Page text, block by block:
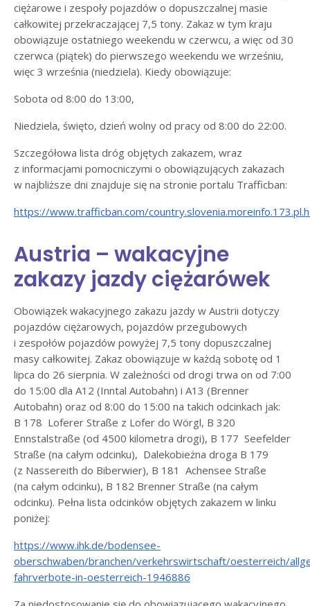
ciężarowe i zespoły pojazdów o dopuszczalnej masie
całkowitej przekraczającej 7,5 tony. Zakaz w tym kraju
obowiązuje ostatniego weekendu w czerwcu, a więc od 30
czerwca (piątek) do pierwszego weekendu we wrześniu,
więc 3 września (niedziela). Kiedy obowiązuje:
Sobota od 8:00 do 13:00,
Niedziela, święto, dzień wolny od pracy od 8:00 do 22:00.
Szczegółowa lista dróg objętych zakazem, wraz
z informacjami pomocniczymi o obowiązujących zakazach
w najbliższe dni znajduje się na stronie portalu Trafficban:
https://www.trafficban.com/
Austria – wakacyjne
zakazy jazdy ciężarówek
Obowiązek wakacyjnego zakazu jazdy w Austrii dotyczy
pojazdów ciężarowych, pojazdów przegubowych
i zespołów pojazdów powyżej 7,5 tony dopuszczalnej
masy całkowitej. Zakaz obowiązuje w każdą sobotę od 1
lipca do 26 sierpnia. W zależności od drogi trwa on od 7:00
do 15:00 dla A12 (Inntal Autobahn) i A13 (Brenner
Autobahn) oraz od 8:00 do 15:00 na takich odcinkach jak:
B 178 Loferer Straße z Lofer do Wörgl, B 320
Ennstalstraße (od 4500 kilometra drogi), B 177 Seefelder
Straße (na całym odcinku), Dalekobieżna droga B 179
(z Nassereith do Biberwier), B 181 Achensee Straße
(na całym odcinku), B 182 Brenner Straße (na całym
odcinku). Pełna lista odcinków objętych zakazem w linku
poniżej:
https://www.ihk.de/bodensee-
oberschwaben/branchen/verkehrswirtschaft/oesterreich/
fahrverbote-in-oesterreich-1946886